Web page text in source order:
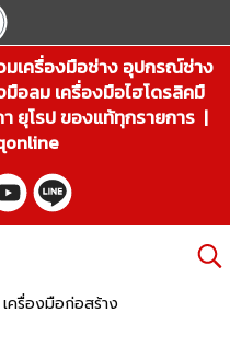
มเครื่องมือช่าง อุปกรณ์ช่าง
อลม เครื่องมือไฮโดรลิคมื
ยุโรป ของแท้ทุกรายการ |
ครื่องมือก่อสร้าง